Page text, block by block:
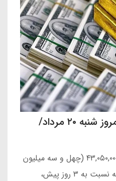
قیمت طلا، سکه و ارز امروز شنبه ۲۰ مرداد/
امروز قیمت سکه امامی به ۴۳,۰۵۰,۰۰۰ (چهل و سه میلیون
و پنجاه هزار) تومان رسید که نسبت به ۳ روز پیش،